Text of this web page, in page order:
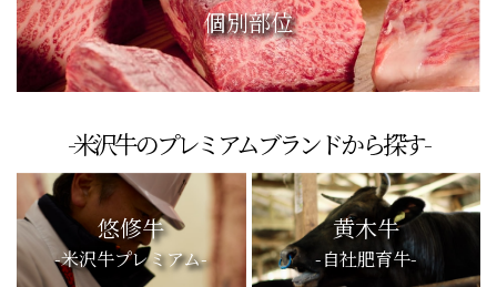
個別部位
-米沢牛のプレミアムブランドから探す-
悠修牛
-米沢牛プレミアム-
黄木牛
-自社肥育牛-